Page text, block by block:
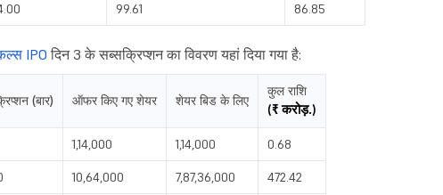
99.61 86.85
IPO दिन 3 के सब्सक्रिप्शन का विवरण यहां दिया गया है:
(बार) ऑफर किए गए शेयर शेयर बिड के लिए
कुल राशि
(₹ करोड़.)
1,14,000 1,14,000 0.68
10,64,000 7,87,36,000 472.42